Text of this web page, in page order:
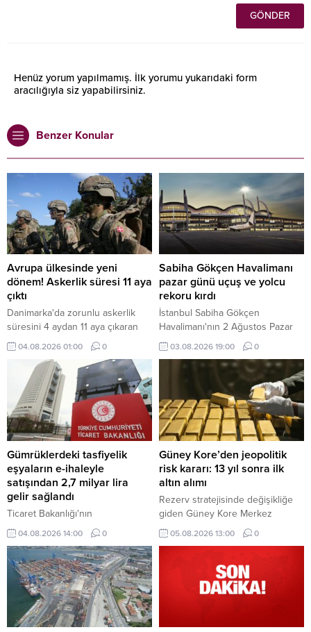
Henüz yorum yapılmamış. İlk yorumu yukarıdaki form
aracılığıyla siz yapabilirsiniz.
Benzer Konular
Avrupa ülkesinde yeni
dönem! Askerlik süresi 11 aya
çıktı
Danimarka'da zorunlu askerlik
süresini 4 aydan 11 aya çıkaran
yeni uygulama kapsamında ilk
grup, askerlik hizmetine başladı.
04.08.2026 01:00 0
Sabiha Gökçen Havalimanı
pazar günü uçuş ve yolcu
rekoru kırdı
İstanbul Sabiha Gökçen
Havalimanı'nın 2 Ağustos Pazar
günü 919 uçuş ve 174 bin 325
yolcuya hizmet vererek uçuş ve
yolcu rekoru kırdığı bildirildi.
03.08.2026 19:00 0
Gümrüklerdeki tasfiyelik
eşyaların e-ihaleyle
satışından 2,7 milyar lira
gelir sağlandı
Ticaret Bakanlığı'nın
gümrüklerdeki tasfiyelik araç ve
eşyaların ülke ekonomisine
kazandırılması amacıyla
uygulamaya aldığı e-İhale Sistemi
ile bu yılın ilk 6 ayında 2,7 milyar
lira gelir sağlandı.
04.08.2026 14:00 0
Güney Kore’den jeopolitik
risk kararı: 13 yıl sonra ilk
altın alımı
Rezerv stratejisinde değişikliğe
giden Güney Kore Merkez
Bankası, 13 yıl aradan sonra altın
piyasasına dönüyor. Merkez
muhafaza ettiği fiziki depolama
noktalarını da çeşitlendirmeyi
hedefliyor.
05.08.2026 13:00 0